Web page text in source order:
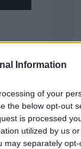
Information
of your
the below opt-out
is processed
utilized by us
may separately
los
este
del